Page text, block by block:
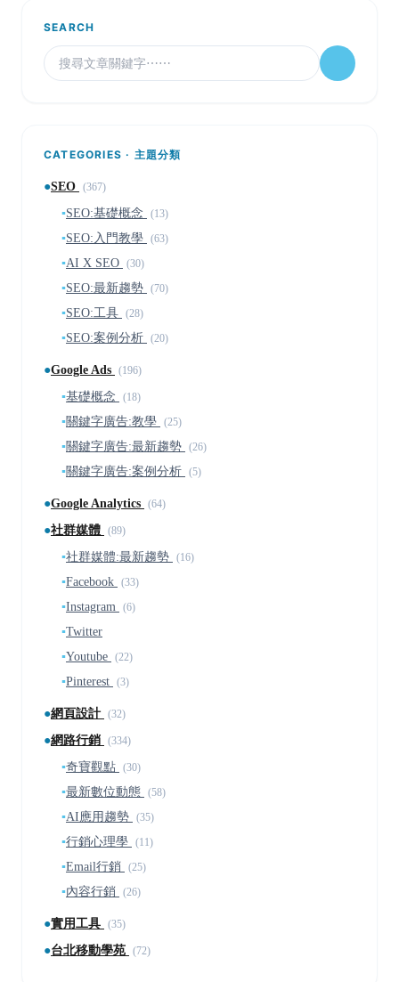
SEARCH
CATEGORIES · 主題分類
●SEO (367)
▪SEO:基礎概念 (13)
▪SEO:入門教學 (63)
▪AI X SEO (30)
▪SEO:最新趨勢 (70)
▪SEO:工具 (28)
▪SEO:案例分析 (20)
●Google Ads (196)
▪基礎概念 (18)
▪關鍵字廣告:教學 (25)
▪關鍵字廣告:最新趨勢 (26)
▪關鍵字廣告:案例分析 (5)
●Google Analytics (64)
●社群媒體 (89)
▪社群媒體:最新趨勢 (16)
▪Facebook (33)
▪Instagram (6)
▪Twitter
▪Youtube (22)
▪Pinterest (3)
●網頁設計 (32)
●網路行銷 (334)
▪奇寶觀點 (30)
▪最新數位動態 (58)
▪AI應用趨勢 (35)
▪行銷心理學 (11)
▪Email行銷 (25)
▪內容行銷 (26)
●實用工具 (35)
●台北移動學苑 (72)